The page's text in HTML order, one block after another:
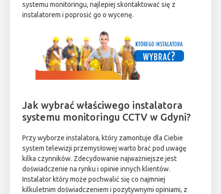
systemu monitoringu, najlepiej skontaktować się z
instalatorem i poprosić go o wycenę.
Jak wybrać właściwego instalatora
systemu monitoringu CCTV w Gdyni?
Przy wyborze instalatora, który zamontuje dla Ciebie
system telewizji przemysłowej warto brać pod uwagę
kilka czynników. Zdecydowanie najważniejsze jest
doświadczenie na rynku i opinie innych klientów.
Instalator który może pochwalić się co najmniej
kilkuletnim doświadczeniem i pozytywnymi opiniami, z